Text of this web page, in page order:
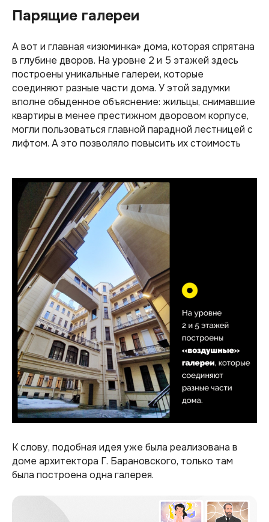
Парящие галереи
А вот и главная «изюминка» дома, которая спрятана
в глубине дворов. На уровне 2 и 5 этажей здесь
построены уникальные галереи, которые
соединяют разные части дома. У этой задумки
вполне обыденное объяснение: жильцы, снимавшие
квартиры в менее престижном дворовом корпусе,
могли пользоваться главной парадной лестницей с
лифтом. А это позволяло повысить их стоимость
К слову, подобная идея уже была реализована в
доме архитектора Г. Барановского, только там
была построена одна галерея.